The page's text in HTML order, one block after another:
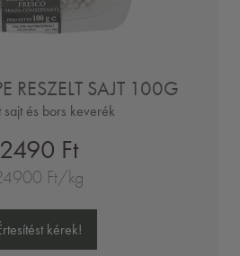
RESZELT SAJT 100G
sajt és bors keverék
2490 Ft
Ft/kg
kérek!